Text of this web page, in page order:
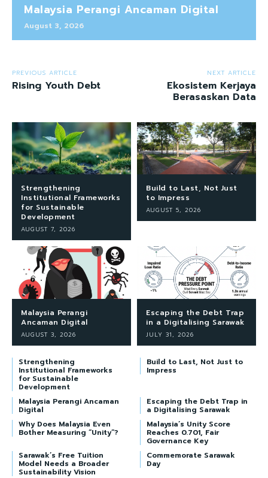
Malaysia Perangi Ancaman Digital
August 3, 2026
PREVIOUS ARTICLE
Rising Youth Debt
NEXT ARTICLE
Ekosistem Kerjaya
Berasaskan Data
Strengthening
Institutional Frameworks
for Sustainable
Development
AUGUST 7, 2026
Build to Last, Not Just
to Impress
AUGUST 5, 2026
Malaysia Perangi
Ancaman Digital
AUGUST 3, 2026
Escaping the Debt Trap
in a Digitalising Sarawak
JULY 31, 2026
Strengthening
Institutional Frameworks
for Sustainable
Development
Build to Last, Not Just to
Impress
Malaysia Perangi Ancaman
Digital
Escaping the Debt Trap in
a Digitalising Sarawak
Why Does Malaysia Even
Bother Measuring “Unity”?
Malaysia’s Unity Score
Reaches 0.701, Fair
Governance Key
Sarawak’s Free Tuition
Model Needs a Broader
Sustainability Vision
Commemorate Sarawak
Day